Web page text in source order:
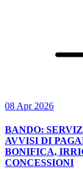
08 Apr 2026
BANDO:
AVVISI DI
BONIFICA,
CONCESSIONI